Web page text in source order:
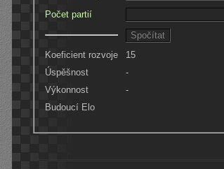
Počet partií
Koeficient rozvoje
15
Úspěšnost
-
Výkonnost
-
Budoucí Elo